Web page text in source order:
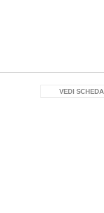
VEDI SCHEDA